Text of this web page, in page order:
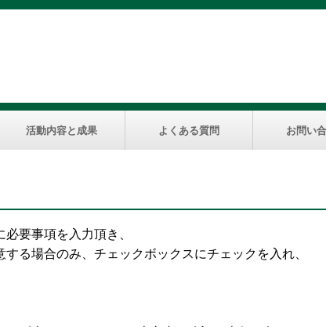
活動内容と成果 よくある質問 お問い
要事項を入力頂き、
る場合のみ、チェックボックスにチェックを入れ、